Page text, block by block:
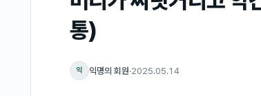
통)
익 익명의 회원·2025.05.14